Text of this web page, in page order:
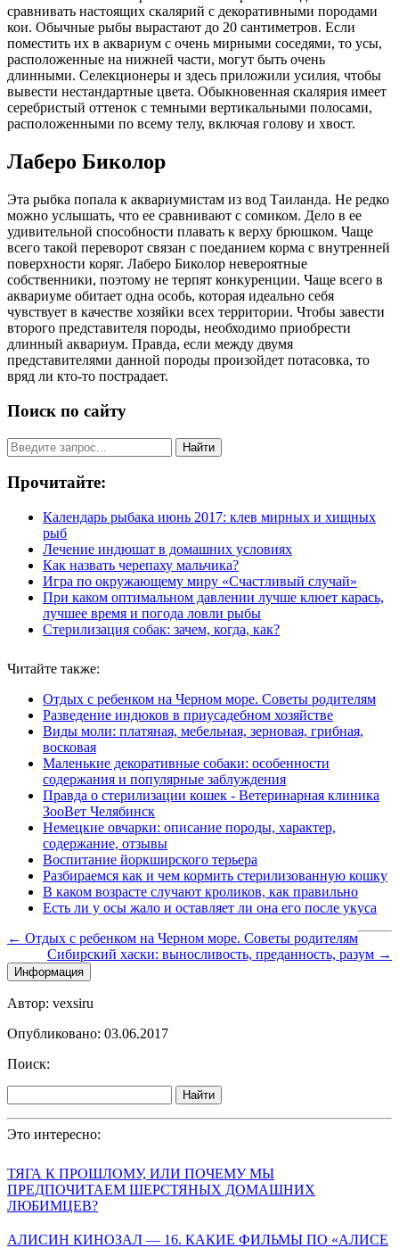
сравнивать настоящих скалярий с декоративными породами
кои. Обычные рыбы вырастают до 20 сантиметров. Если
поместить их в аквариум с очень мирными соседями, то усы,
расположенные на нижней части, могут быть очень
длинными. Селекционеры и здесь приложили усилия, чтобы
вывести нестандартные цвета. Обыкновенная скалярия имеет
серебристый оттенок с темными вертикальными полосами,
расположенными по всему телу, включая голову и хвост.
Лаберо Биколор
Эта рыбка попала к аквариумистам из вод Таиланда. Не редко
можно услышать, что ее сравнивают с сомиком. Дело в ее
удивительной способности плавать к верху брюшком. Чаще
всего такой переворот связан с поеданием корма с внутренней
поверхности коряг. Лаберо Биколор невероятные
собственники, поэтому не терпят конкуренции. Чаще всего в
аквариуме обитает одна особь, которая идеально себя
чувствует в качестве хозяйки всех территории. Чтобы завести
второго представителя породы, необходимо приобрести
длинный аквариум. Правда, если между двумя
представителями данной породы произойдет потасовка, то
вряд ли кто-то пострадает.
Поиск по сайту
Найти
Прочитайте:
Календарь рыбака июнь 2017: клев мирных и хищных
рыб
Лечение индюшат в домашних условиях
Как назвать черепаху мальчика?
Игра по окружающему миру «Счастливый случай»
При каком оптимальном давлении лучше клюет карась,
лучшее время и погода ловли рыбы
Стерилизация собак: зачем, когда, как?
Читайте также:
Отдых с ребенком на Черном море. Советы родителям
Разведение индюков в приусадебном хозяйстве
Виды моли: платяная, мебельная, зерновая, грибная,
восковая
Маленькие декоративные собаки: особенности
содержания и популярные заблуждения
Правда о стерилизации кошек - Ветеринарная клиника
ЗооВет Челябинск
Немецкие овчарки: описание породы, характер,
содержание, отзывы
Воспитание йоркширского терьера
Разбираемся как и чем кормить стерилизованную кошку
В каком возрасте случают кроликов, как правильно
Есть ли у осы жало и оставляет ли она его после укуса
← Отдых с ребенком на Черном море. Советы родителям
Сибирский хаски: выносливость, преданность, разум →
Информация
Автор: vexsiru
Опубликовано: 03.06.2017
Поиск:
Найти
Это интересно:
ТЯГА К ПРОШЛОМУ, ИЛИ ПОЧЕМУ МЫ
ПРЕДПОЧИТАЕМ ШЕРСТЯНЫХ ДОМАШНИХ
ЛЮБИМЦЕВ?
АЛИСИН КИНОЗАЛ — 16. КАКИЕ ФИЛЬМЫ ПО «АЛИСЕ